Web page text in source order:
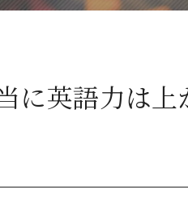
に英語力は上